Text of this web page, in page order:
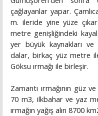
çağlayanlar yapar.
m. ileride yine yüze
metre genişliğindeki
yer büyük kaynakları ve
dalar, birkaç yüz metre
Göksu ırmağı ile birleşir.
Zamantı ırmağının güz
70 m3, ilkbahar ve yaz
ırmağın yağış alın 8700